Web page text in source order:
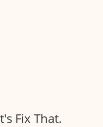
Fix That.